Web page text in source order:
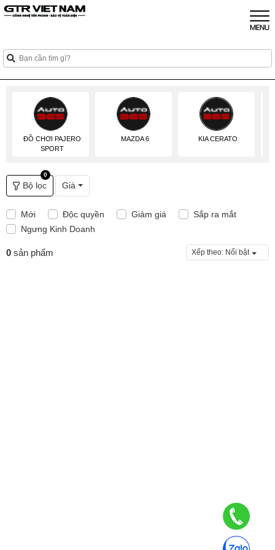
ĐỒ CHƠI PAJERO
SPORT
MAZDA 6 KIA CERATO
Bộ lọc
0
Giá
Mới Độc quyền Giảm giá
Sắp ra mắt
Ngưng Kinh Doanh
0 sản phẩm Xếp theo: Nổi bật